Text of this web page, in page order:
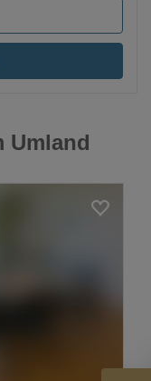
Umland